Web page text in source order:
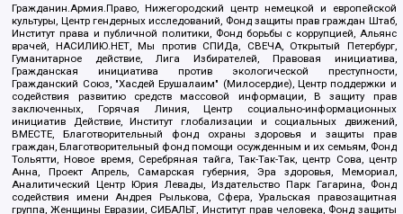
Гражданин.Армия.Право, Нижегородский центр немецкой и европейской
культуры, Центр гендерных исследований, Фонд защиты прав граждан Штаб,
Институт права и публичной политики, Фонд борьбы с коррупцией, Альянс
врачей, НАСИЛИЮ.НЕТ, Мы против СПИДа, СВЕЧА, Открытый Петербург,
Гуманитарное действие, Лига Избирателей, Правовая инициатива,
Гражданская инициатива против экологической преступности,
Гражданский Союз, "Хасдей Ерушалаим" (Милосердие), Центр поддержки и
содействия развитию средств массовой информации, В защиту прав
заключенных, Горячая Линия, Центр социально-информационных
инициатив Действие, Институт глобализации и социальных движений,
ВМЕСТЕ, Благотворительный фонд охраны здоровья и защиты прав
граждан, Благотворительный фонд помощи осужденным и их семьям, Фонд
Тольятти, Новое время, Серебряная тайга, Так-Так-Так, центр Сова, центр
Анна, Проект Апрель, Самарская губерния, Эра здоровья, Мемориал,
Аналитический Центр Юрия Левады, Издательство Парк Гагарина, Фонд
содействия имени Андрея Рылькова, Сфера, Уральская правозащитная
группа, Женщины Евразии, СИБАЛЬТ, Институт прав человека, Фонд защиты